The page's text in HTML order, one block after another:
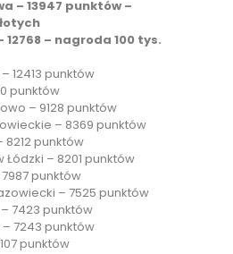
– 13947 punktów –
12768 – nagroda 100 tys.
12413 punktów
punktów
– 9128 punktów
– 8369 punktów
8212 punktów
Łódzki – 8201 punktów
7987 punktów
– 7525 punktów
7423 punktów
7243 punktów
punktów